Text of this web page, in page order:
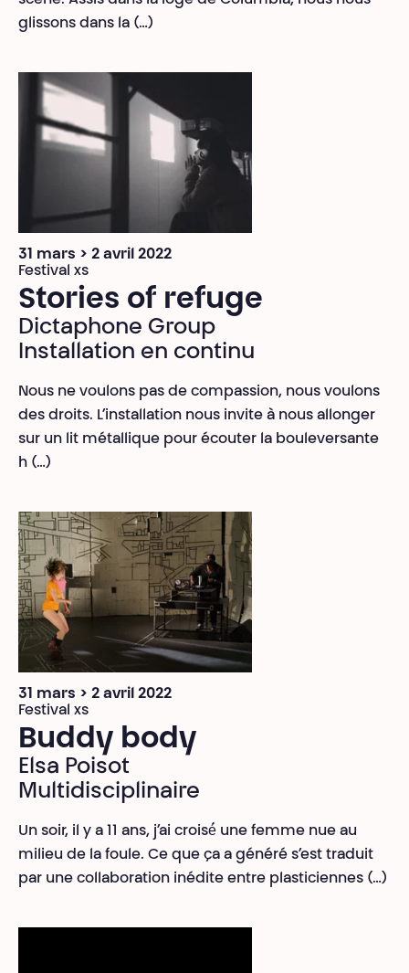
glissons dans la (…)
31 mars > 2 avril 2022
Festival xs
Stories of refuge
Dictaphone Group
Installation en continu
Nous ne voulons pas de compassion, nous voulons
des droits. L’installation nous invite à nous allonger
sur un lit métallique pour écouter la bouleversante
h (…)
31 mars > 2 avril 2022
Festival xs
Buddy body
Elsa Poisot
Multidisciplinaire
Un soir, il y a 11 ans, j’ai croisé́ une femme nue au
milieu de la foule. Ce que ça a généré s’est traduit
par une collaboration inédite entre plasticiennes (…)